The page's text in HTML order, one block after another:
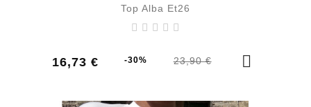
Top Alba Et26
16,73 €
Prix
-30% 23,90 €
Prix